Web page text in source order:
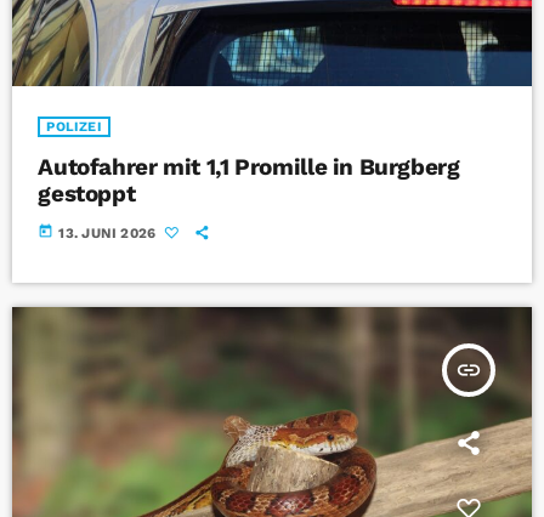
POLIZEI
Autofahrer mit 1,1 Promille in Burgberg
gestoppt
today 13. JUNI 2026
insert_link